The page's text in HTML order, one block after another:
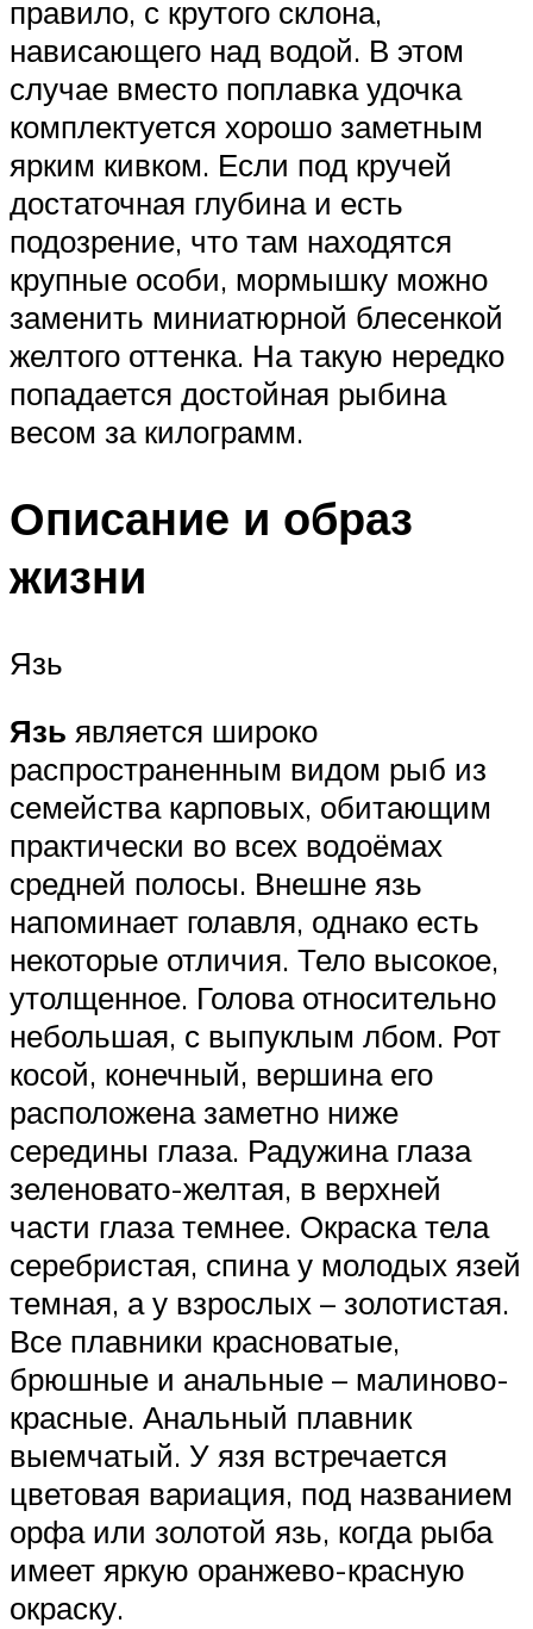
правило, с крутого склона,
нависающего над водой. В этом
случае вместо поплавка удочка
комплектуется хорошо заметным
ярким кивком. Если под кручей
достаточная глубина и есть
подозрение, что там находятся
крупные особи, мормышку можно
заменить миниатюрной блесенкой
желтого оттенка. На такую нередко
попадается достойная рыбина
весом за килограмм.
Описание и образ
жизни
Язь
Язь является широко
распространенным видом рыб из
семейства карповых, обитающим
практически во всех водоёмах
средней полосы. Внешне язь
напоминает голавля, однако есть
некоторые отличия. Тело высокое,
утолщенное. Голова относительно
небольшая, с выпуклым лбом. Рот
косой, конечный, вершина его
расположена заметно ниже
середины глаза. Радужина глаза
зеленовато-желтая, в верхней
части глаза темнее. Окраска тела
серебристая, спина у молодых язей
темная, а у взрослых – золотистая.
Все плавники красноватые,
брюшные и анальные – малиново-
красные. Анальный плавник
выемчатый. У язя встречается
цветовая вариация, под названием
орфа или золотой язь, когда рыба
имеет яркую оранжево-красную
окраску.